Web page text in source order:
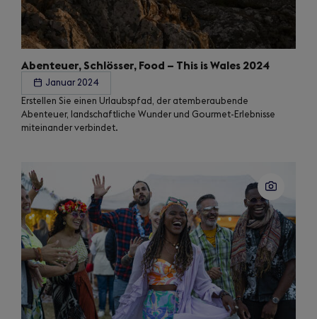
Abenteuer, Schlösser, Food – This is Wales 2024
Januar 2024
Erstellen Sie einen Urlaubspfad, der atemberaubende
Abenteuer, landschaftliche Wunder und Gourmet-Erlebnisse
miteinander verbindet.